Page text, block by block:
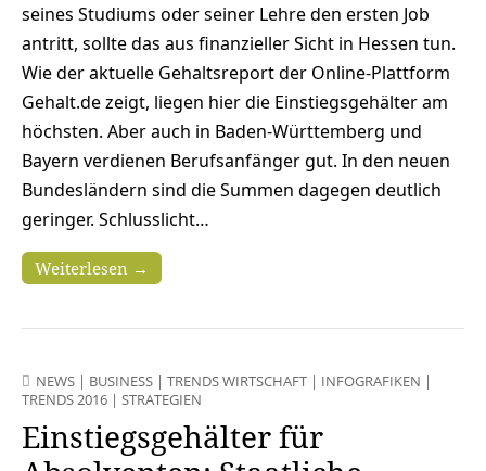
seines Studiums oder seiner Lehre den ersten Job
antritt, sollte das aus finanzieller Sicht in Hessen tun.
Wie der aktuelle Gehaltsreport der Online-Plattform
Gehalt.de zeigt, liegen hier die Einstiegsgehälter am
höchsten. Aber auch in Baden-Württemberg und
Bayern verdienen Berufsanfänger gut. In den neuen
Bundesländern sind die Summen dagegen deutlich
geringer. Schlusslicht…
Weiterlesen →
NEWS | BUSINESS | TRENDS WIRTSCHAFT | INFOGRAFIKEN |
TRENDS 2016 | STRATEGIEN
Einstiegsgehälter für